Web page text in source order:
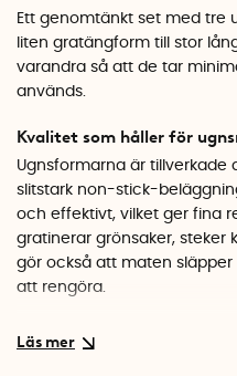
Ett genomtänkt set med tre
liten gratängform till stor
varandra så att de tar
används.
Kvalitet som håller för
Ugnsformarna är tillverkade
slitstark non-stick-
och effektivt, vilket ger fina
gratinerar grönsaker, steker
gör också att maten
att rengöra.
Praktiska handtag för